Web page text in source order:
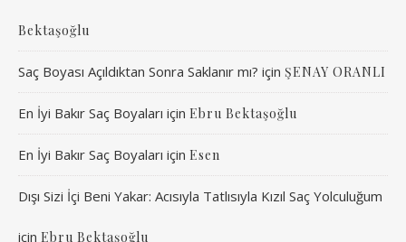
Bektaşoğlu
Saç Boyası Açıldıktan Sonra Saklanır mı? için ŞENAY ORANLI
En İyi Bakır Saç Boyaları için Ebru Bektaşoğlu
En İyi Bakır Saç Boyaları için Esen
Dışı Sizi İçi Beni Yakar: Acısıyla Tatlısıyla Kızıl Saç Yolculuğum
için Ebru Bektaşoğlu